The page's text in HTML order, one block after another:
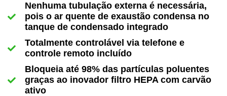
Nenhuma tubulação externa é necessária,
pois o ar quente de exaustão condensa no
tanque de condensado integrado
Totalmente controlável via telefone e
controle remoto incluído
Bloqueia até 98% das partículas poluentes
graças ao inovador filtro HEPA com carvão
ativo